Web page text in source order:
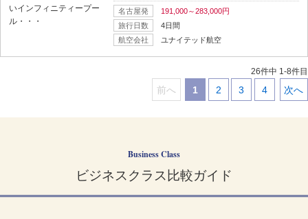
名古屋発
191,000～283,000円
旅行日数
4日間
航空会社
ユナイテッド航空
26件中 1-8件目
前へ 1 2 3 4 次へ
Business Class
ビジネスクラス比較ガイド